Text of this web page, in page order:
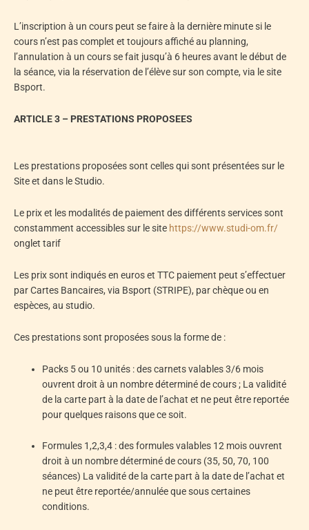
L’inscription à un cours peut se faire à la dernière minute si le
cours n’est pas complet et toujours affiché au planning,
l’annulation à un cours se fait jusqu’à 6 heures avant le début de
la séance, via la réservation de l’élève sur son compte, via le site
Bsport.
ARTICLE 3 – PRESTATIONS PROPOSEES
Les prestations proposées sont celles qui sont présentées sur le
Site et dans le Studio.
Le prix et les modalités de paiement des différents services sont
constamment accessibles sur le site https://www.studi-om.fr/
onglet tarif
Les prix sont indiqués en euros et TTC paiement peut s’effectuer
par Cartes Bancaires, via Bsport (STRIPE), par chèque ou en
espèces, au studio.
Ces prestations sont proposées sous la forme de :
Packs 5 ou 10 unités : des carnets valables 3/6 mois
ouvrent droit à un nombre déterminé de cours ; La validité
de la carte part à la date de l’achat et ne peut être reportée
pour quelques raisons que ce soit.
Formules 1,2,3,4 : des formules valables 12 mois ouvrent
droit à un nombre déterminé de cours (35, 50, 70, 100
séances) La validité de la carte part à la date de l’achat et
ne peut être reportée/annulée que sous certaines
conditions.